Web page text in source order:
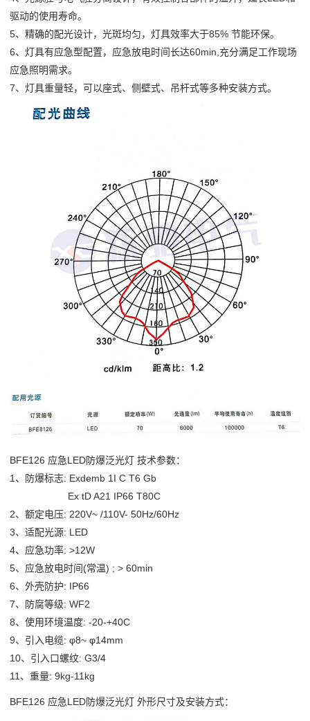
驱动的使用寿命。
5、精确的配光设计，光斑均匀，灯具效率大于85% 节能环保。
6、灯具有应急型配置，应急放电时间长达60min,充分满足工作现场
应急照明需求。
7、灯具重量轻，可以座式、侧壁式、吊杆式等多种安装方式。
BFE126 应急LED防爆泛光灯 技术参数：
1、防爆标志: Exdemb 1I C T6 Gb
Ex tD A21 IP66 T80C
2、额定电压: 220V~ /110V- 50Hz/60Hz
3、适配光源: LED
4、应急功率: >12W
5、应急放电时间(常温) ; > 60min
6、外壳防护: IP66
7、防腐等级: WF2
8、使用环境温度: -20-+40C
9、引入电缆: φ8~ φ14mm
10、引入口螺纹: G3/4
11、重量: 9kg-11kg
BFE126 应急LED防爆泛光灯 外形尺寸及安装方式：